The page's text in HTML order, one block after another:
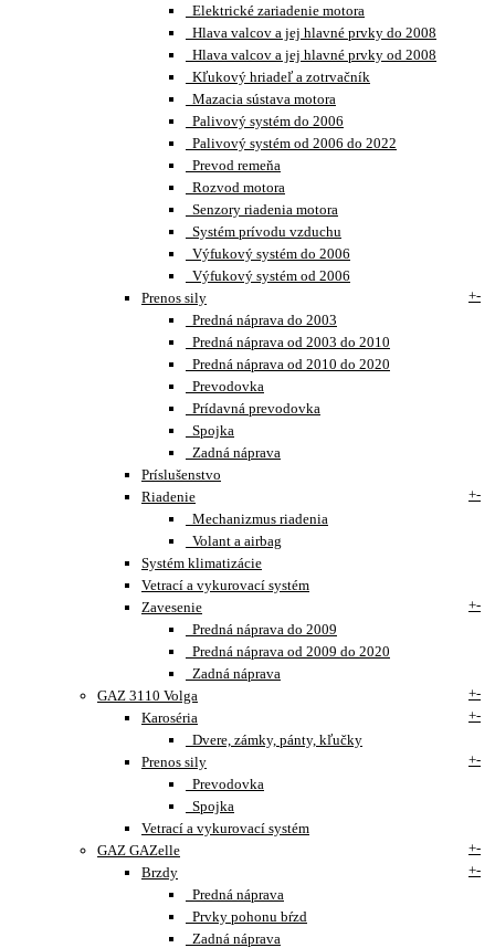
Elektrické zariadenie motora
Hlava valcov a jej hlavné prvky do 2008
Hlava valcov a jej hlavné prvky od 2008
Kľukový hriadeľ a zotrvačník
Mazacia sústava motora
Palivový systém do 2006
Palivový systém od 2006 do 2022
Prevod remeňa
Rozvod motora
Senzory riadenia motora
Systém prívodu vzduchu
Výfukový systém do 2006
Výfukový systém od 2006
Prenos sily
+-
Predná náprava do 2003
Predná náprava od 2003 do 2010
Predná náprava od 2010 do 2020
Prevodovka
Prídavná prevodovka
Spojka
Zadná náprava
Príslušenstvo
Riadenie
+-
Mechanizmus riadenia
Volant a airbag
Systém klimatizácie
Vetrací a vykurovací systém
Zavesenie
+-
Predná náprava do 2009
Predná náprava od 2009 do 2020
Zadná náprava
GAZ 3110 Volga
+-
Karoséria
+-
Dvere, zámky, pánty, kľučky
Prenos sily
+-
Prevodovka
Spojka
Vetrací a vykurovací systém
GAZ GAZelle
+-
Brzdy
+-
Predná náprava
Prvky pohonu bŕzd
Zadná náprava